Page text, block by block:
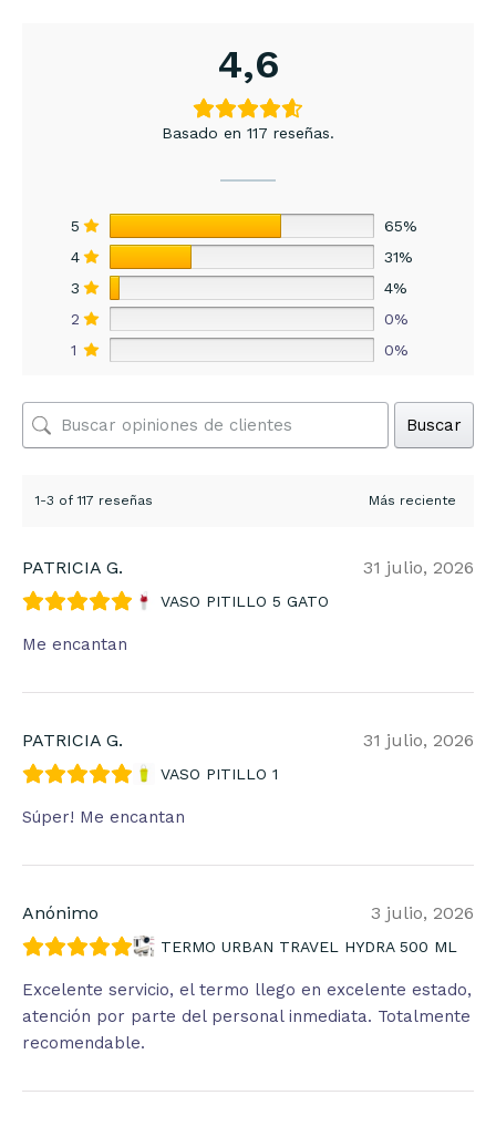
4,6
Basado en 117 reseñas.
5
65%
4
31%
3
4%
2
0%
1
0%
Buscar
1-3 of 117 reseñas
PATRICIA G. 31 julio, 2026
VASO PITILLO 5 GATO
Me encantan
PATRICIA G. 31 julio, 2026
VASO PITILLO 1
Súper! Me encantan
Anónimo 3 julio, 2026
TERMO URBAN TRAVEL HYDRA 500 ML
Excelente servicio, el termo llego en excelente estado,
atención por parte del personal inmediata. Totalmente
recomendable.